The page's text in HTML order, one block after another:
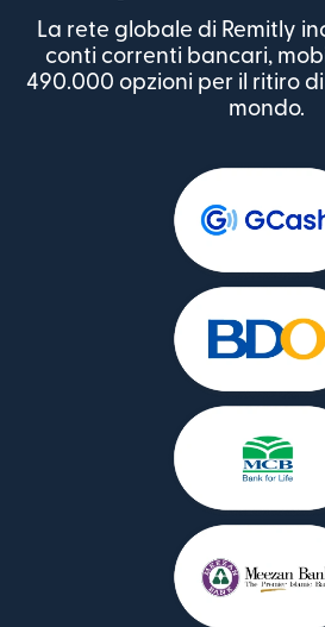
La rete globale di Remitly
conti correnti bancari,
490.000 opzioni per il ritiro
mondo.